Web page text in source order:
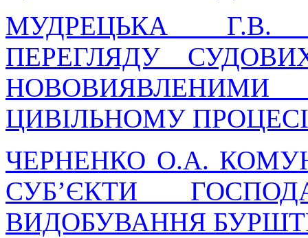
МУДРЕЦЬКА Г.В.
ПЕРЕГЛЯДУ
ЦИВІЛЬНОМУ ПРОЦЕСІ
ЧЕРНЕНКО О.А.
СУБ’ЄКТИ
ВИДОБУВАННЯ